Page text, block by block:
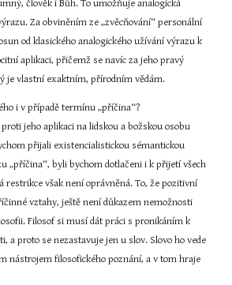
člověk i Bůh. To umožňuje analogická
Za obviněním ze „zvěcňování“ personální
od klasického analogického užívání výrazu k
aplikaci, přičemž se navíc za jeho pravý
je vlastní exaktním, přírodním vědám.
i v případě termínu „příčina“?
jeho aplikaci na lidskou a božskou osobu
přijali existencialistickou sémantickou
„příčina“, byli bychom dotlačeni i k přijetí všech
restrikce však není oprávněná. To, že pozitivní
vztahy, ještě není důkazem nemožnosti
Filosof si musí dát práci s pronikáním k
a proto se nezastavuje jen u slov. Slovo ho vede
nástrojem filosofického poznání, a v tom hraje